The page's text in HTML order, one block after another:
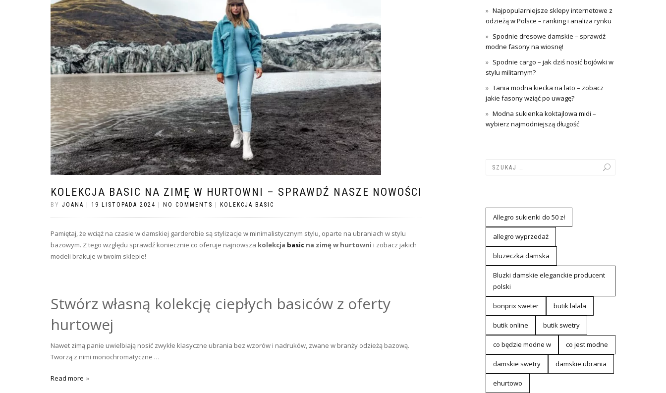
KOLEKCJA BASIC NA ZIMĘ W HURTOWNI – SPRAWDŹ NASZE NOWOŚCI
BY JOANA | 19 LISTOPADA 2024 | NO COMMENTS | KOLEKCJA BASIC
Pamiętaj, że wciąż na czasie w damskiej garderobie są stylizacje w minimalistycznym stylu, oparte na ubraniach w stylu
bazowym. Z tego względu sprawdź koniecznie co oferuje najnowsza kolekcja basic na zimę w hurtowni i zobacz jakich
modeli brakuje w twoim sklepie!
Stwórz własną kolekcję ciepłych basiców z oferty
hurtowej
Nawet zimą panie uwielbiają nosić zwykłe klasyczne ubrania bez wzorów i nadruków, zwane w branży odzieżą bazową.
Tworzą z nimi monochromatyczne …
Read more
Najpopularniejsze sklepy internetowe z
odzieżą w Polsce – ranking i analiza rynku
Spodnie dresowe damskie – sprawdź
modne fasony na wiosnę!
Spodnie cargo – jak dziś nosić bojówki w
stylu militarnym?
Tania modna kiecka na lato – zobacz
jakie fasony wziąć po uwagę?
Modna sukienka koktajlowa midi –
wybierz najmodniejszą długość
Allegro sukienki do 50 zł
allegro wyprzedaż
bluzeczka damska
Bluzki damskie eleganckie producent
polski
bonprix sweter butik lalala
butik online butik swetry
co będzie modne w co jest modne
damskie swetry damskie ubrania
ehurtowo